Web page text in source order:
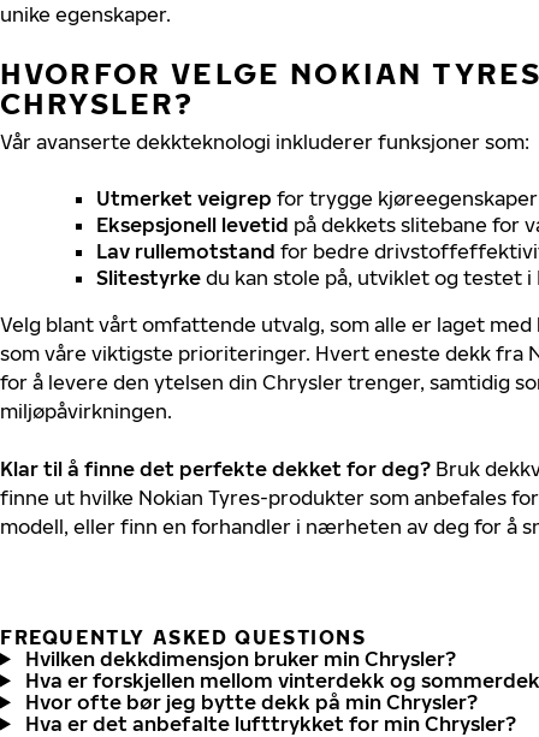
unike egenskaper.
HVORFOR VELGE NOKIAN
CHRYSLER?
Vår avanserte dekkteknologi inkluderer funksjoner som:
Utmerket veigrep for trygge
Eksepsjonell levetid på dekkets slitebane for
Lav rullemotstand for bedre
Slitestyrke du kan stole på, utviklet og testet i
Velg blant vårt omfattende utvalg, som alle er laget
som våre viktigste prioriteringer. Hvert eneste dekk fra
for å levere den ytelsen din Chrysler trenger, samtidig
miljøpåvirkningen.
Klar til å finne det perfekte dekket for deg? Bruk
finne ut hvilke Nokian Tyres-produkter som anbefales
modell, eller finn en forhandler i nærheten av deg for å
FREQUENTLY ASKED QUESTIONS
Hvilken dekkdimensjon bruker min Chrysler?
Hva er forskjellen mellom vinterdekk og
Hvor ofte bør jeg bytte dekk på min Chrysler?
Hva er det anbefalte lufttrykket for min Chrysler?